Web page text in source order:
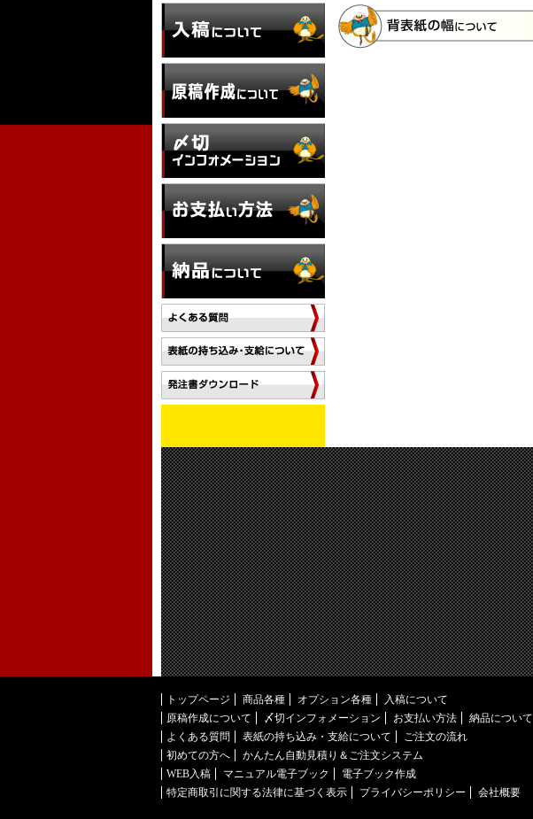
トップページ 商品各種 オプション各種
入稿について
原稿作成について
〆切インフォメーション お支払い方法
納品について
よくある質問
表紙の持ち込み・支給について
ご注文の流れ
初めての方へ
かんたん自動見積り＆ご注文システム
WEB入稿
マニュアル電子ブック
電子ブック作成
特定商取引に関する法律に基づく表示
プライバシーポリシー 会社概要